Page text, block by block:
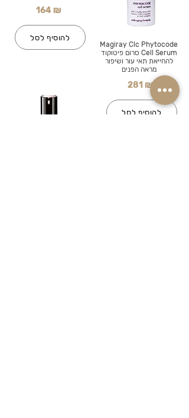
164 ₪
להוסיף לסל
Magiray Clc Phytocode
Cell Serum סרום פיטוקוד
להחייאת תאי עור ושיפור
מראה הפנים
281 ₪
להוסיף לסל